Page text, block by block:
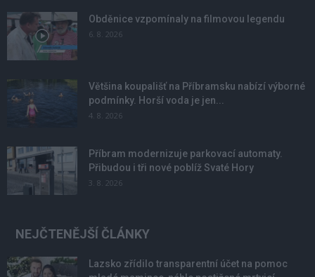
Obděnice vzpomínaly na filmovou legendu
6. 8. 2026
Většina koupališť na Příbramsku nabízí výborné
podmínky. Horší voda je jen...
4. 8. 2026
Příbram modernizuje parkovací automaty.
Přibudou i tři nové poblíž Svaté Hory
3. 8. 2026
NEJČTENĚJŠÍ ČLÁNKY
Lazsko zřídilo transparentní účet na pomoc